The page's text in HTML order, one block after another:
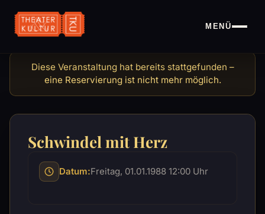
MENÜ
Schwindel mit Herz
Schwindel mit Herz
Datum:Freitag, 01.01.1988 12:00 Uhr